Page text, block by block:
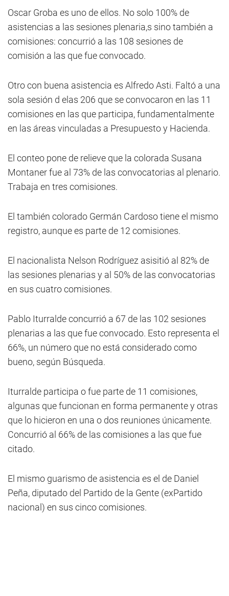
Oscar Groba es uno de ellos. No solo 100% de
asistencias a las sesiones plenaria,s sino también a
comisiones: concurrió a las 108 sesiones de
comisión a las que fue convocado.
Otro con buena asistencia es Alfredo Asti. Faltó a una
sola sesión d elas 206 que se convocaron en las 11
comisiones en las que participa, fundamentalmente
en las áreas vinculadas a Presupuesto y Hacienda.
El conteo pone de relieve que la colorada Susana
Montaner fue al 73% de las convocatorias al plenario.
Trabaja en tres comisiones.
El también colorado Germán Cardoso tiene el mismo
registro, aunque es parte de 12 comisiones.
El nacionalista Nelson Rodríguez asisitió al 82% de
las sesiones plenarias y al 50% de las convocatorias
en sus cuatro comisiones.
Pablo Iturralde concurrió a 67 de las 102 sesiones
plenarias a las que fue convocado. Esto representa el
66%, un número que no está considerado como
bueno, según Búsqueda.
Iturralde participa o fue parte de 11 comisiones,
algunas que funcionan en forma permanente y otras
que lo hicieron en una o dos reuniones únicamente.
Concurrió al 66% de las comisiones a las que fue
citado.
El mismo guarismo de asistencia es el de Daniel
Peña, diputado del Partido de la Gente (exPartido
nacional) en sus cinco comisiones.